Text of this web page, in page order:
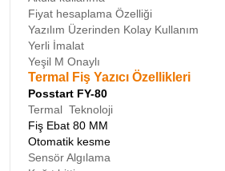
Fiyat hesaplama Özelliği
Yazılım Üzerinden Kolay Kullanım
Yerli İmalat
Yeşil M Onaylı
Termal Fiş Yazıcı Özellikleri
Posstart FY-80
Termal Teknoloji
Fiş Ebat 80 MM
Otomatik kesme
Sensör Algılama